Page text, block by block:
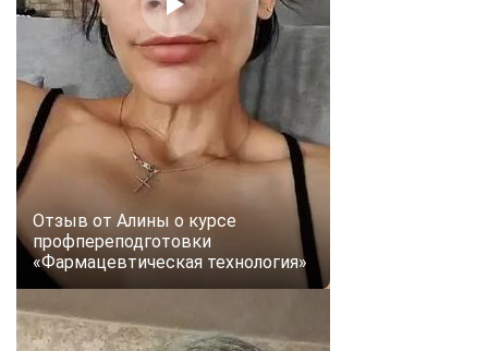
Отзыв от Алины о курсе
профпереподготовки
«Фармацевтическая технология»
Max